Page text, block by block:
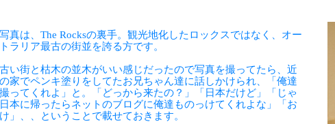
真は、The Rocksの裏手。観光地化したロックスではなく、オー
ラリア最古の街並を誇る方です。
い街と枯木の並木がいい感じだったので写真を撮ってたら、近
の家でペンキ塗りをしてたお兄ちゃん達に話しかけられ、「俺達
ってくれよ」と。「どっから来たの？」「日本だけど」「じゃ
本に帰ったらネットのブログに俺達ものっけてくれよな」「お
」、、ということで載せておきます。